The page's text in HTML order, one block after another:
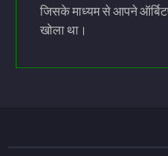
जिसके माध्यम से आपने
खोला था।